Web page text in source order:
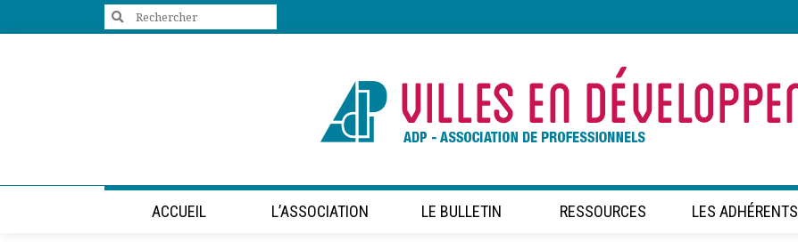
Search
ACCUEIL L’ASSOCIATION LE BULLETIN RESSOURCES LES ADHÉRENTS